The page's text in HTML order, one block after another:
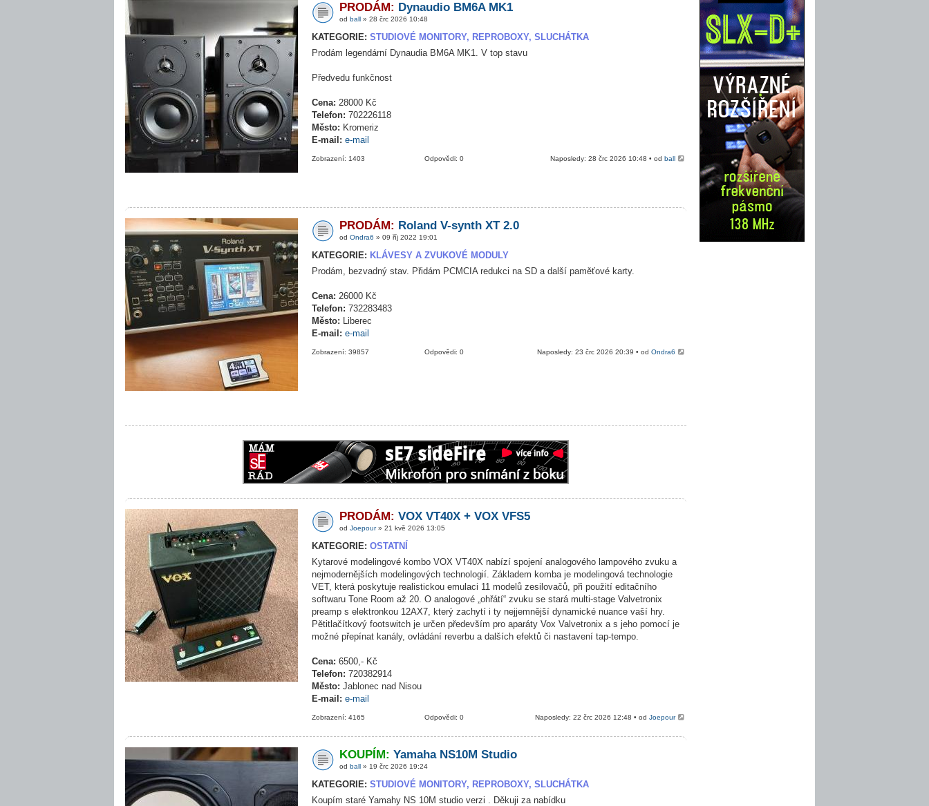
PRODÁM: Dynaudio BM6A MK1
od ball » 28 črc 2026 10:48
KATEGORIE: STUDIOVÉ MONITORY, REPROBOXY, SLUCHÁTKA
Prodám legendární Dynaudia BM6A MK1. V top stavu
Předvedu funkčnost
Cena: 28000 Kč
Telefon: 702226118
Město: Kromeriz
E-mail: e-mail
Naposledy: 28 črc 2026 10:48 • odball
Odpovědi: 0
Zobrazení: 1403
PRODÁM: Roland V-synth XT 2.0
od Ondra6 » 09 říj 2022 19:01
KATEGORIE: KLÁVESY A ZVUKOVÉ MODULY
Prodám, bezvadný stav. Přidám PCMCIA redukci na SD a další paměťové karty.
Cena: 26000 Kč
Telefon: 732283483
Město: Liberec
E-mail: e-mail
Naposledy: 23 črc 2026 20:39 • odOndra6
Odpovědi: 0
Zobrazení: 39857
PRODÁM: VOX VT40X + VOX VFS5
od Joepour» 21 kvě 2026 13:05
KATEGORIE: OSTATNÍ
Kytarové modelingové kombo VOX VT40X nabízí spojení analogového lampového zvuku a
nejmodernějších modelingových technologií. Základem komba je modelingová technologie
VET, která poskytuje realistickou emulaci 11 modelů zesilovačů, při použití editačního
softwaru Tone Room až 20. O analogové „ohřátí“ zvuku se stará multi-stage Valvetronix
preamp s elektronkou 12AX7, který zachytí i ty nejjemnější dynamické nuance vaší hry.
Pětitlačítkový footswitch je určen především pro aparáty Vox Valvetronix a s jeho pomocí je
možné přepínat kanály, ovládání reverbu a dalších efektů či nastavení tap-tempo.
Cena: 6500,- Kč
Telefon: 720382914
Město: Jablonec nad Nisou
E-mail: e-mail
Naposledy: 22 črc 2026 12:48 • odJoepour
Odpovědi: 0
Zobrazení: 4165
KOUPÍM: Yamaha NS10M Studio
od ball » 19 črc 2026 19:24
KATEGORIE: STUDIOVÉ MONITORY, REPROBOXY, SLUCHÁTKA
Koupím staré Yamahy NS 10M studio verzi . Děkuji za nabídku